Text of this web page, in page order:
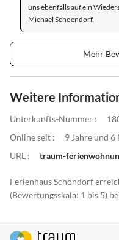
uns ebenfalls auf ein
Michael Schoendorf.
Mehr
Weitere
Unterkunfts-Nummer :
Online seit :
9 Jahre und 6
URL :
traum-
Ferienhaus Schöndorf
(Bewertungsskala: 1 bis 5)